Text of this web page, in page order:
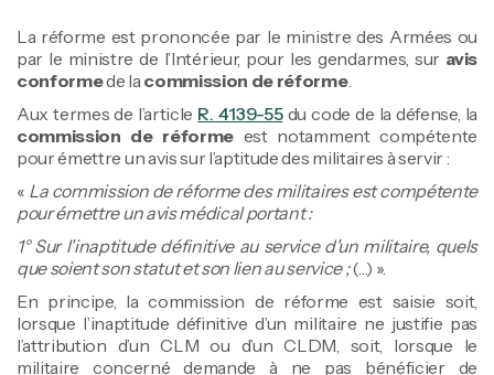
La réforme est prononcée par le ministre des Armées ou
par le ministre de l’Intérieur, pour les gendarmes, sur avis
conformede lacommission de réforme.
Aux termes de l’article R. 4139-55du code de la défense, la
commission de réforme est notamment compétente
pour émettre un avis sur l’aptitude des militaires à servir :
« La commission de réforme des militaires est compétente
pour émettre un avis médical portant :
1° Sur l'inaptitude définitive au service d'un militaire, quels
que soient son statut et son lien au service ;(…) ».
En principe, la commission de réforme est saisie soit,
lorsque l’inaptitude définitive d’un militaire ne justifie pas
l’attribution d’un CLM ou d’un CLDM, soit, lorsque le
militaire concerné demande à ne pas bénéficier de